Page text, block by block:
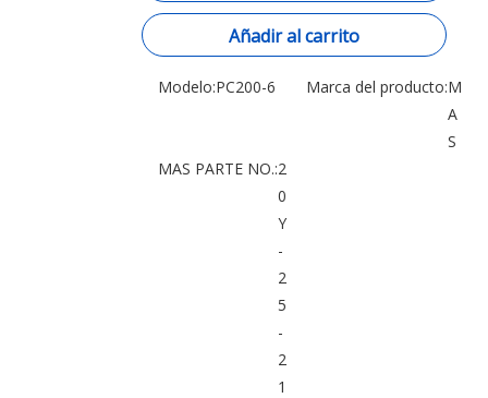
Añadir al carrito
Modelo:PC200-6 Marca del producto:M
A
S
MAS PARTE NO.:2
0
Y
-
2
5
-
2
1